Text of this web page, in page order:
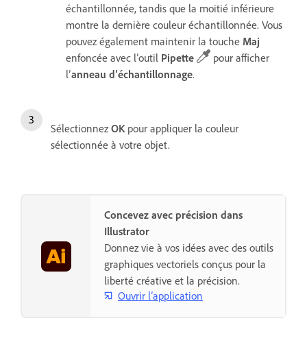
échantillonnée, tandis que la moitié inférieure
montre la dernière couleur échantillonnée. Vous
pouvez également maintenir la touche Maj
enfoncée avec l’outil Pipette
pour afficher
l’anneau d’échantillonnage.
SélectionnezOKpour appliquer la couleur
sélectionnée à votre objet.
Concevez avec précision dans
Illustrator
Donnez vie à vos idées avec des outils
graphiques vectoriels conçus pour la
liberté créative et la précision.
Ouvrir l’application